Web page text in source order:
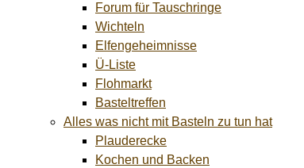
Forum für Tauschringe
Wichteln
Elfengeheimnisse
Ü-Liste
Flohmarkt
Basteltreffen
Alles was nicht mit Basteln zu tun hat
Plauderecke
Kochen und Backen